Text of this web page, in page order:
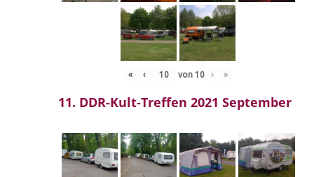
« ‹ von 10 › »
11. DDR-Kult-Treffen 2021 September